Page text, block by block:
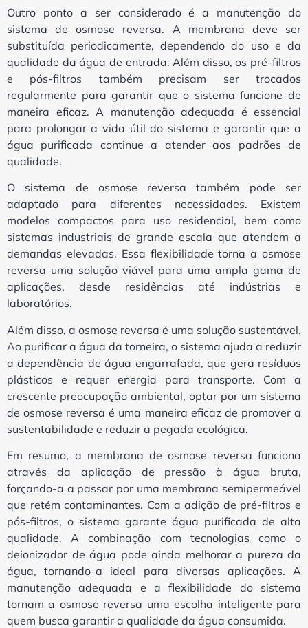
Outro ponto a ser considerado é a manutenção do
sistema de osmose reversa. A membrana deve ser
substituída periodicamente, dependendo do uso e da
qualidade da água de entrada. Além disso, os pré-filtros
e pós-filtros também precisam ser trocados
regularmente para garantir que o sistema funcione de
maneira eficaz. A manutenção adequada é essencial
para prolongar a vida útil do sistema e garantir que a
água purificada continue a atender aos padrões de
qualidade.
O sistema de osmose reversa também pode ser
adaptado para diferentes necessidades. Existem
modelos compactos para uso residencial, bem como
sistemas industriais de grande escala que atendem a
demandas elevadas. Essa flexibilidade torna a osmose
reversa uma solução viável para uma ampla gama de
aplicações, desde residências até indústrias e
laboratórios.
Além disso, a osmose reversa é uma solução sustentável.
Ao purificar a água da torneira, o sistema ajuda a reduzir
a dependência de água engarrafada, que gera resíduos
plásticos e requer energia para transporte. Com a
crescente preocupação ambiental, optar por um sistema
de osmose reversa é uma maneira eficaz de promover a
sustentabilidade e reduzir a pegada ecológica.
Em resumo, a membrana de osmose reversa funciona
através da aplicação de pressão à água bruta,
forçando-a a passar por uma membrana semipermeável
que retém contaminantes. Com a adição de pré-filtros e
pós-filtros, o sistema garante água purificada de alta
qualidade. A combinação com tecnologias como o
deionizador de água pode ainda melhorar a pureza da
água, tornando-a ideal para diversas aplicações. A
manutenção adequada e a flexibilidade do sistema
tornam a osmose reversa uma escolha inteligente para
quem busca garantir a qualidade da água consumida.